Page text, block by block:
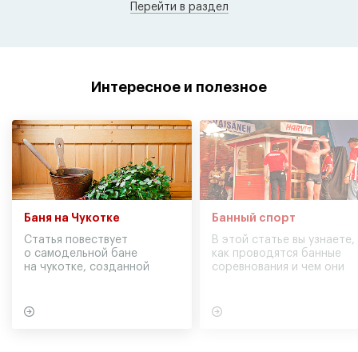
Перейти в раздел
Интересное и полезное
Баня на Чукотке
Статья повествует
о самодельной бане
на чукотке, созданной
Банный спорт
В этой статье вы узнаете,
как проводятся банные
соревнования и чем они